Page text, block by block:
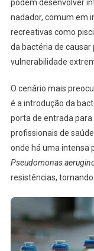
podem desenvolver
nadador, comum em
recreativas como
da bactéria de
vulnerabilidade
O cenário mais
é a introdução da
porta de entrada
profissionais de
onde há uma intensa
Pseudomonas
resistências,